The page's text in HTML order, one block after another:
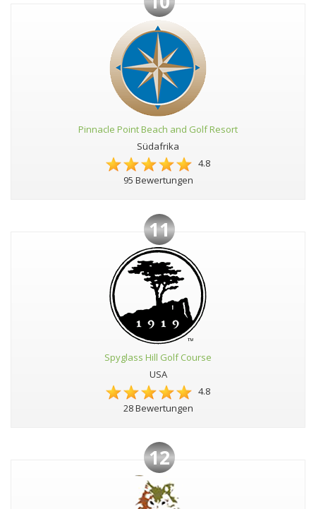
Pinnacle Point Beach and Golf Resort
Südafrika
4.8
95 Bewertungen
11
Spyglass Hill Golf Course
USA
4.8
28 Bewertungen
12